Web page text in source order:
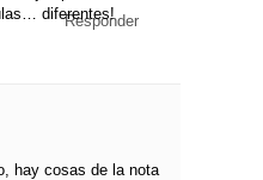
diferentes!
Responder
hay cosas de la nota